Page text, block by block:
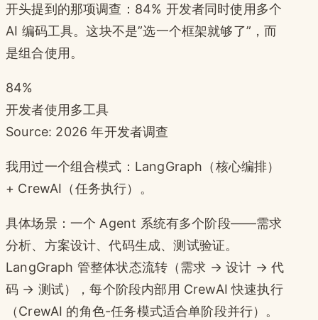
开头提到的那项调查：84% 开发者同时使用多个
AI 编码工具。这块不是”选一个框架就够了”，而
是组合使用。
84%
开发者使用多工具
Source: 2026 年开发者调查
我用过一个组合模式：LangGraph（核心编排）
+ CrewAI（任务执行）。
具体场景：一个 Agent 系统有多个阶段——需求
分析、方案设计、代码生成、测试验证。
LangGraph 管整体状态流转（需求 → 设计 → 代
码 → 测试），每个阶段内部用 CrewAI 快速执行
（CrewAI 的角色-任务模式适合单阶段并行）。